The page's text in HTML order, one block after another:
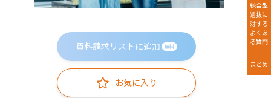
資料請求リストに追加 無料
お気に入り
総合型
選抜に
対する
よくあ
る質問
まとめ